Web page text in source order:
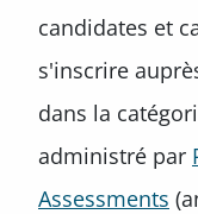
candidates et
s'inscrire
dans la
administré par
Assessments